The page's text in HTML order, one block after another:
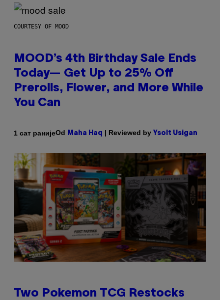
COURTESY OF MOOD
MOOD’s 4th Birthday Sale Ends
Today— Get Up to 25% Off
Prerolls, Flower, and More While
You Can
1 сат ранијеOd Maha Haq | Reviewed by Ysolt Usigan
Two Pokemon TCG Restocks